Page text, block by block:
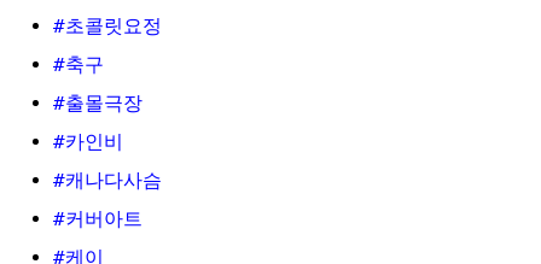
#초콜릿요정
#축구
#출몰극장
#카인비
#캐나다사슴
#커버아트
#케이